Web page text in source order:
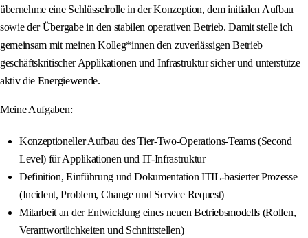
übernehme eine Schlüsselrolle in der Konzeption, dem initialen Aufbau
sowie der Übergabe in den stabilen operativen Betrieb. Damit stelle ich
gemeinsam mit meinen Kolleg*innen den zuverlässigen Betrieb
geschäftskritischer Applikationen und Infrastruktur sicher und unterstütze
aktiv die Energiewende.
Meine Aufgaben:
Konzeptioneller Aufbau des Tier-Two-Operations-Teams (Second
Level) für Applikationen und IT-Infrastruktur
Definition, Einführung und Dokumentation ITIL-basierter Prozesse
(Incident, Problem, Change und Service Request)
Mitarbeit an der Entwicklung eines neuen Betriebsmodells (Rollen,
Verantwortlichkeiten und Schnittstellen)